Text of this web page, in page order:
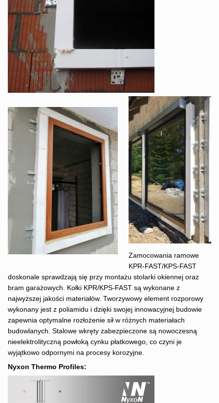
Zamocowania ramowe
KPR-FAST/KPS-FAST
doskonale sprawdzają się przy montażu stolarki okiennej oraz
bram garażowych. Kołki KPR/KPS-FAST są wykonane z
najwyższej jakości materiałów. Tworzywowy element rozporowy
wykonany jest z poliamidu i dzięki swojej innowacyjnej budowie
zapewnia optymalne rozłożenie sił w różnych materiałach
budowlanych. Stalowe wkręty zabezpieczone są nowoczesną
nieelektrolityczną powłoką cynku płatkowego, co czyni je
wyjątkowo odpornymi na procesy korozyjne.
Nyxon Thermo Profiles: